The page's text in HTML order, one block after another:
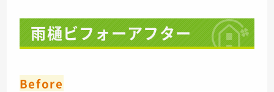
雨樋ビフォーアフター
Before